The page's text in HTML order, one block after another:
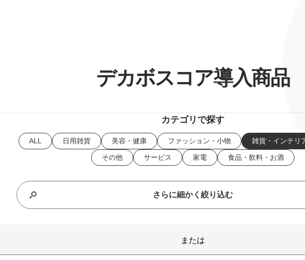
デカボスコア導入商品
カテゴリで探す
ALL 日用雑貨 美容・健康 ファッション・小物 雑貨・インテリ
その他 サービス 家電 食品・飲料・お酒
さらに細かく絞り込む
または